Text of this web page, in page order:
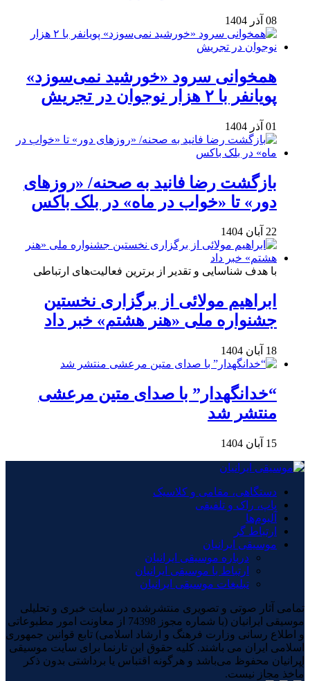
×
08 آذر 1404
همخوانی سرود «خورشید نمی‌سوزد»
پویانفر با ۲ هزار نوجوان در تجریش
01 آذر 1404
بازگشت رضا فانید به صحنه/ «روزهای
دور» تا «خواب در ماه» در بلک باکس
22 آبان 1404
با هدف شناسایی و تقدیر از برترین فعالیت‌های ارتباطی
ابراهیم مولائی از برگزاری نخستین
جشنواره ملی «هنر هشتم» خبر داد
18 آبان 1404
“خدانگهدار” با صدای متین مرعشی
منتشر شد
15 آبان 1404
دستگاهی، مقامی و کلاسیک
پاپ، راک و تلفیقی
آلبوم‌ها
ارتباط گر
موسیقی ایرانیان
درباره موسیقی ایرانیان
ارتباط با موسیقی ایرانیان
تبلیغات موسیقی ایرانیان
تمامی آثار صوتی و تصویری منتشرشده در سایت خبری و تحلیلی
موسیقی ایرانیان (با شماره مجوز 74398 از معاونت امور مطبوعاتی
و اطلاع رسانی وزارت فرهنگ و ارشاد اسلامی) تابع قوانین جمهوری
اسلامی ایران می باشند. کلیه حقوق این تارنما برای سایت موسیقی
ایرانیان محفوظ می‌باشد و هرگونه اقتباس یا برداشتی بدون ذکر
ماخذ مجاز نیست.